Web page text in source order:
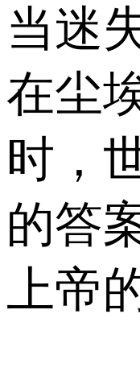
当迷
在尘
时，
的答
上帝